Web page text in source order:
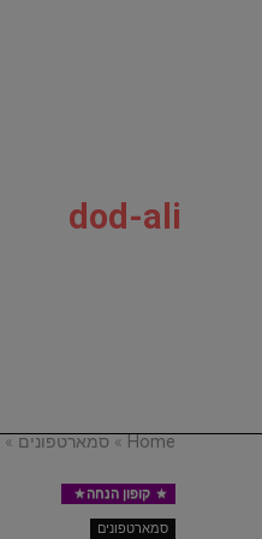
dod-ali
Home
» סמארטפונים »
קופון הנחה
סמארטפונים